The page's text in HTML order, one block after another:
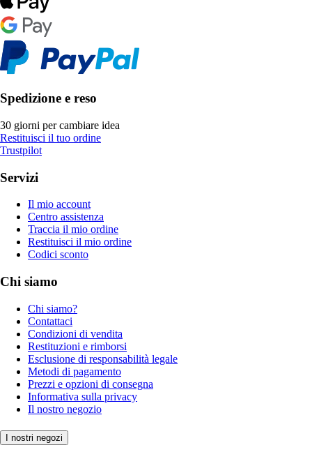
Spedizione e reso
30 giorni per cambiare idea
Restituisci il tuo ordine
Trustpilot
Servizi
Il mio account
Centro assistenza
Traccia il mio ordine
Restituisci il mio ordine
Codici sconto
Chi siamo
Chi siamo?
Contattaci
Condizioni di vendita
Restituzioni e rimborsi
Esclusione di responsabilità legale
Metodi di pagamento
Prezzi e opzioni di consegna
Informativa sulla privacy
Il nostro negozio
I nostri negozi